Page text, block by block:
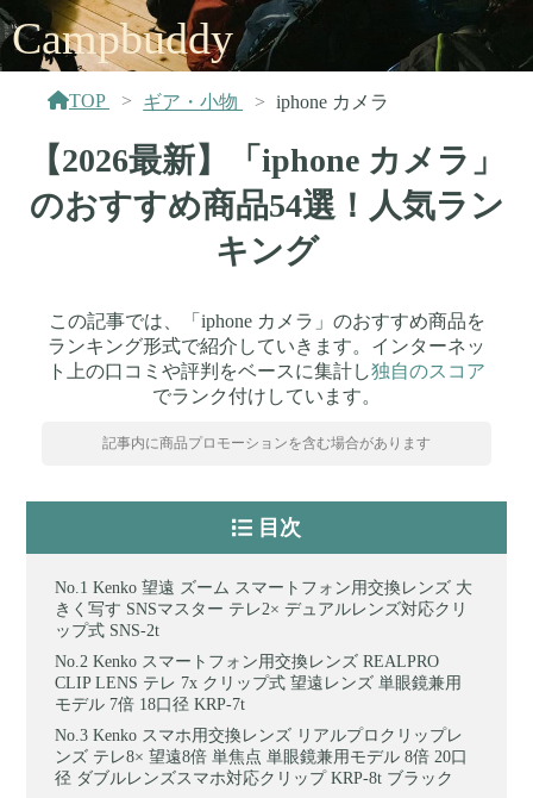
Campbuddy
TOP ギア・小物 iphone カメラ
【2026最新】「iphone カメラ」
のおすすめ商品54選！人気ラン
キング
この記事では、「iphone カメラ」のおすすめ商品を
ランキング形式で紹介していきます。インターネッ
ト上の口コミや評判をベースに集計し独自のスコア
でランク付けしています。
記事内に商品プロモーションを含む場合があります
目次
Kenko 望遠 ズーム スマートフォン用交換レンズ 大
きく写す SNSマスター テレ2× デュアルレンズ対応クリ
ップ式 SNS-2t
Kenko スマートフォン用交換レンズ REALPRO
CLIP LENS テレ 7x クリップ式 望遠レンズ 単眼鏡兼用
モデル 7倍 18口径 KRP-7t
Kenko スマホ用交換レンズ リアルプロクリップレ
ンズ テレ8× 望遠8倍 単焦点 単眼鏡兼用モデル 8倍 20口
径 ダブルレンズスマホ対応クリップ KRP-8t ブラック